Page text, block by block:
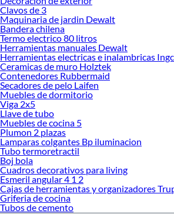
Clavos de 3
Maquinaria de jardin Dewalt
Bandera chilena
Termo electrico 80 litros
Herramientas manuales Dewalt
Herramientas electricas e inalambricas
Ceramicas de muro Holztek
Contenedores Rubbermaid
Secadores de pelo Laifen
Muebles de dormitorio
Viga 2x5
Llave de tubo
Muebles de cocina 5
Plumon 2 plazas
Lamparas colgantes Bp iluminacion
Tubo termoretractil
Boj bola
Cuadros decorativos para living
Esmeril angular 4 1 2
Cajas de herramientas y organizadores
Griferia de cocina
Tubos de cemento